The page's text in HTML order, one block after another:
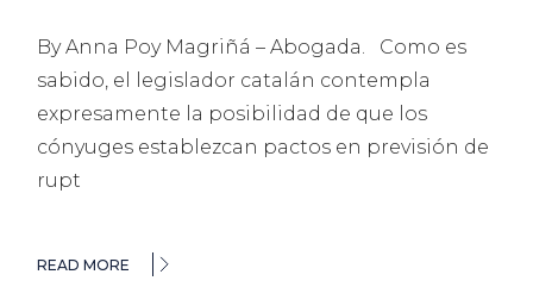
By Anna Poy Magriñá – Abogada. Como es
sabido, el legislador catalán contempla
expresamente la posibilidad de que los
cónyuges establezcan pactos en previsión de
rupt
READ MORE